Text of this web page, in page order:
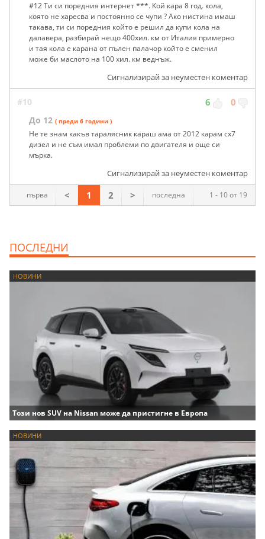
#12 Ти си поредния интернет ***. Кой кара 8 год. кола,
която не харесва и постоянно се чупи ? Ако нистина имаш
такава, ти си поредния който е решил да купи кола на
далавера, разбирай нещо 400хил. км от Италия примерно
и тая кола е карана от пълен палачор който е сменил
може би маслото на 100 хил. км веднъж.
Сигнализирай за неуместен коментар
#10 6 0
До 12 ( преди 6 години )
Не те знам какъв таралясник караш ама от 2012 карам сх7
дизел и не съм имал проблеми по двигателя и още си
мърка.
Сигнализирай за неуместен коментар
1 - 10 от 19
първа < 1 2 > последна
ПОСЛЕДНИ
НОВИНИ
Този нов SUV на Nissan може да пристигне в Европа
НОВИНИ